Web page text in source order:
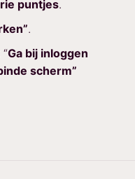
puntjes.
.
Ga bij inloggen
scherm”